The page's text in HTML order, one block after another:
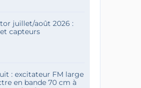
juillet/août 2026 :
capteurs
: excitateur FM large
en bande 70 cm à